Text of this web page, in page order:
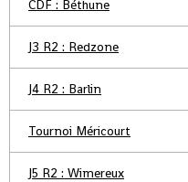
CDF : Béthune
J3 R2 : Redzone
J4 R2 : Barlin
Tournoi Méricourt
J5 R2 : Wimereux